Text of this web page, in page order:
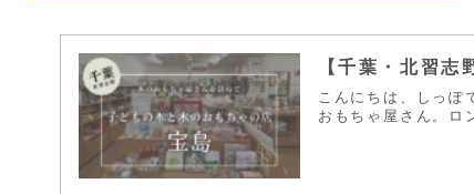
【千葉・北習
こんにちは、しっぽ
おもちゃ屋さん。ロ